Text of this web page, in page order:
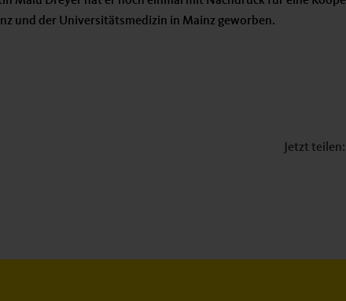
und der Universitätsmedizin in Mainz geworben.
Jetzt teilen: